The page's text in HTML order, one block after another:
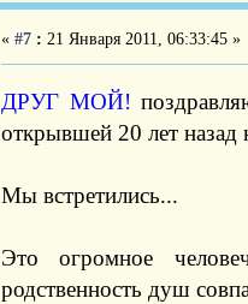
« #7 : 21 Января 2011, 06:33:45 »
ДРУГ МОЙ!
открывшей 20 лет назад
Мы встретились...
Это огромное
родственность душ